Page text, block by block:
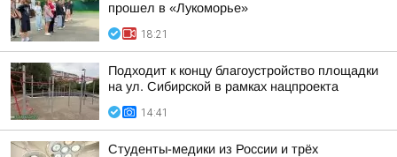
прошел в «Лукоморье»
18:21
Подходит к концу благоустройство площадки
на ул. Сибирской в рамках нацпроекта
14:41
Студенты-медики из России и трёх